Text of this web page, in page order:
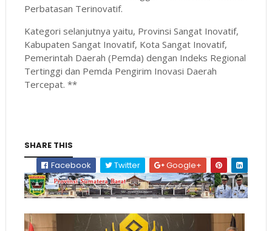
Perbatasan Terinovatif.
Kategori selanjutnya yaitu, Provinsi Sangat Inovatif,
Kabupaten Sangat Inovatif, Kota Sangat Inovatif,
Pemerintah Daerah (Pemda) dengan Indeks Regional
Tertinggi dan Pemda Pengirim Inovasi Daerah
Tercepat. **
SHARE THIS
Facebook
Twitter Google+